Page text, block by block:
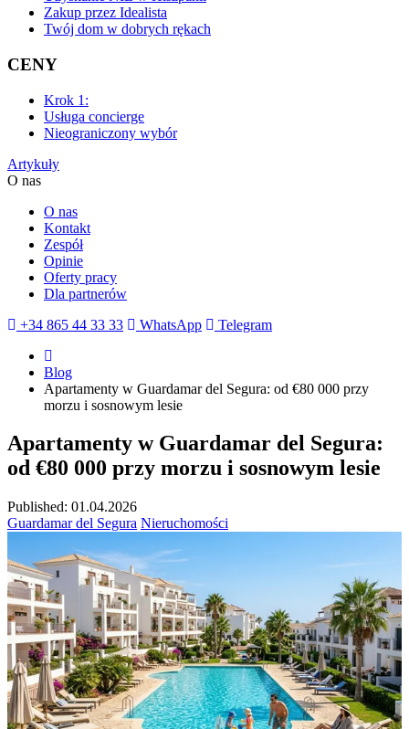
Zakup przez Idealista
Twój dom w dobrych rękach
CENY
Krok 1:
Usługa concierge
Nieograniczony wybór
Artykuły
O nas
O nas
Kontakt
Zespół
Opinie
Oferty pracy
Dla partnerów
+34 865 44 33 33
WhatsApp Telegram
Blog
Apartamenty w Guardamar del Segura: od €80 000 przy
morzu i sosnowym lesie
Apartamenty w Guardamar del Segura:
od €80 000 przy morzu i sosnowym lesie
Published: 01.04.2026
Guardamar del Segura Nieruchomości